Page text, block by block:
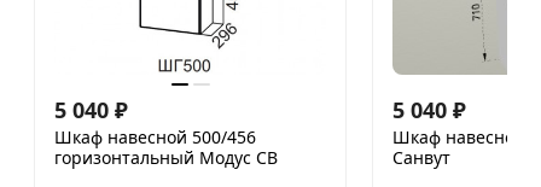
5 040 ₽
Шкаф навесной 500/456
горизонтальный Модус СВ
5 040 ₽
Шкаф навесной
Санвут